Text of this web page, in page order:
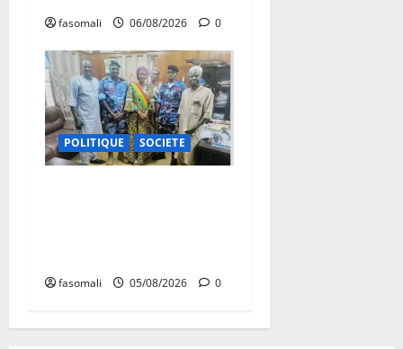
fasomali 06/08/2026 0
POLITIQUE SOCIETE
fasomali 05/08/2026 0